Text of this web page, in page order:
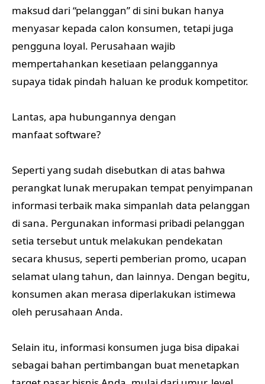
maksud dari “pelanggan” di sini bukan hanya
menyasar kepada calon konsumen, tetapi juga
pengguna loyal. Perusahaan wajib
mempertahankan kesetiaan pelanggannya
supaya tidak pindah haluan ke produk kompetitor.
Lantas, apa hubungannya dengan
manfaat software?
Seperti yang sudah disebutkan di atas bahwa
perangkat lunak merupakan tempat penyimpanan
informasi terbaik maka simpanlah data pelanggan
di sana. Pergunakan informasi pribadi pelanggan
setia tersebut untuk melakukan pendekatan
secara khusus, seperti pemberian promo, ucapan
selamat ulang tahun, dan lainnya. Dengan begitu,
konsumen akan merasa diperlakukan istimewa
oleh perusahaan Anda.
Selain itu, informasi konsumen juga bisa dipakai
sebagai bahan pertimbangan buat menetapkan